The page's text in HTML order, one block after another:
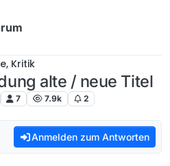
Kritik
alte / neue Titel
7 7.9k 2
Anmelden zum Antworten